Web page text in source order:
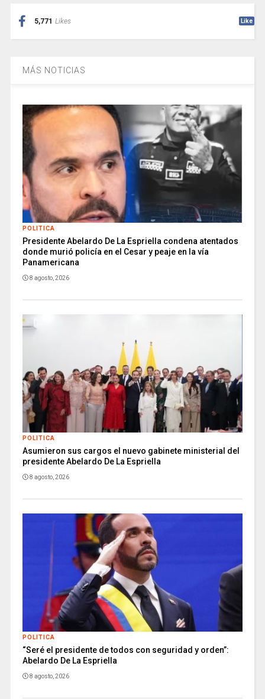
5,771 Likes Like
MÁS NOTICIAS
POLITICA
Presidente Abelardo De La Espriella condena atentados
donde murió policía en el Cesar y peaje en la vía
Panamericana
8 agosto, 2026
POLITICA
Asumieron sus cargos el nuevo gabinete ministerial del
presidente Abelardo De La Espriella
8 agosto, 2026
POLITICA
“Seré el presidente de todos con seguridad y orden”:
Abelardo De La Espriella
8 agosto, 2026